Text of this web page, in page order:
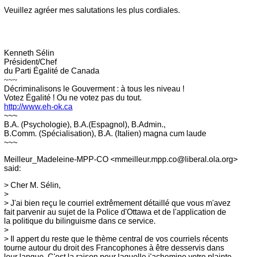
Veuillez agréer mes salutations les plus cordiales.
Kenneth Sélin
Président/Chef
du Parti Égalité de Canada
~~~
Décriminalisons le Gouverment : à tous les niveau !
Votez Égalité ! Ou ne votez pas du tout.
http://www.eh-ok.ca
~~~
B.A. (Psychologie), B.A.(Espagnol), B.Admin.,
B.Comm. (Spécialisation), B.A. (Italien) magna cum laude
~~~
Meilleur_Madeleine-MPP-CO <mmeilleur.mpp.co@liberal.ola.org>
said:
> Cher M. Sélin,
>
> J'ai bien reçu le courriel extrêmement détaillé que vous m'avez
fait parvenir au sujet de la Police d'Ottawa et de l'application de
la politique du bilinguisme dans ce service.
>
> Il appert du reste que le thème central de vos courriels récents
tourne autour du droit des Francophones à être desservis dans